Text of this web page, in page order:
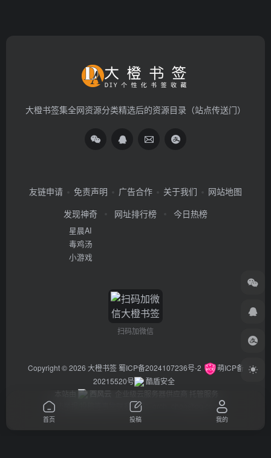
大橙书签集全网资源分类精选后的资源目录（站点传送门）
友链申请 免责声明 广告合作 关于我们
网站地图
发现神奇
星晨AI
毒鸡汤
小游戏
网址排行榜 今日热榜
扫码加微信
Copyright © 2026 大橙书签 蜀ICP备2024107236号-2
萌ICP备
20215520号
酷盾安全
本站由
西风云 企业级云服务器供应商 托管服务
违法举报/投稿等事物联系邮箱：arch_chen@qq.com
首页 投稿 我的